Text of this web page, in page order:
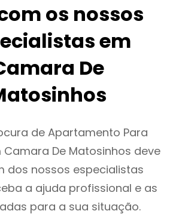
os nossos
em
De
de Apartamento Para
De Matosinhos deve
dos nossos especialistas
a ajuda profissional e as
para a sua situação.